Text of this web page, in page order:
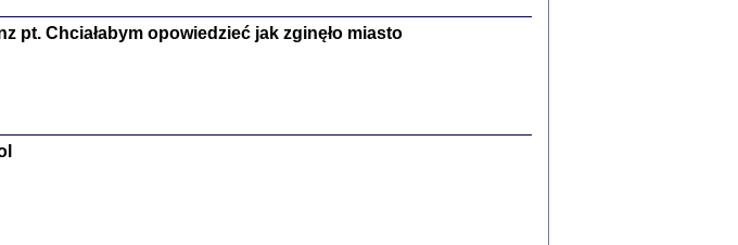
CZYTAJĄC GAZETĘ NIEMIECKĄ ...
pt. Chciałabym opowiedzieć jak zginęło miasto